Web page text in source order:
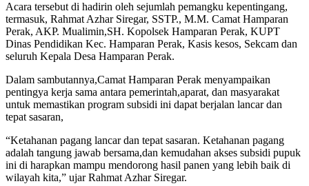
Acara tersebut di hadirin oleh sejumlah pemangku kepentingang,
termasuk, Rahmat Azhar Siregar, SSTP., M.M. Camat Hamparan
Perak, AKP. Mualimin,SH. Kopolsek Hamparan Perak, KUPT
Dinas Pendidikan Kec. Hamparan Perak, Kasis kesos, Sekcam dan
seluruh Kepala Desa Hamparan Perak.
Dalam sambutannya,Camat Hamparan Perak menyampaikan
pentingya kerja sama antara pemerintah,aparat, dan masyarakat
untuk memastikan program subsidi ini dapat berjalan lancar dan
tepat sasaran,
“Ketahanan pagang lancar dan tepat sasaran. Ketahanan pagang
adalah tangung jawab bersama,dan kemudahan akses subsidi pupuk
ini di harapkan mampu mendorong hasil panen yang lebih baik di
wilayah kita,” ujar Rahmat Azhar Siregar.